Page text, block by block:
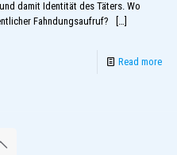
damit Identität des Täters. Wo
Fahndungsaufruf?
[…]
Read more